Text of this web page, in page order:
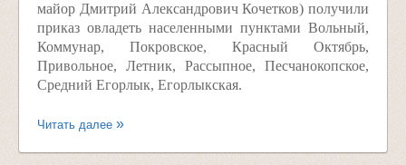
майор Дмитрий Александрович Кочетков) получили
приказ овладеть населенными пунктами Вольный,
Коммунар, Покровское, Красный Октябрь,
Привольное, Летник, Рассыпное, Песчанокопское,
Средний Егорлык, Егорлыкская.
Читать далее